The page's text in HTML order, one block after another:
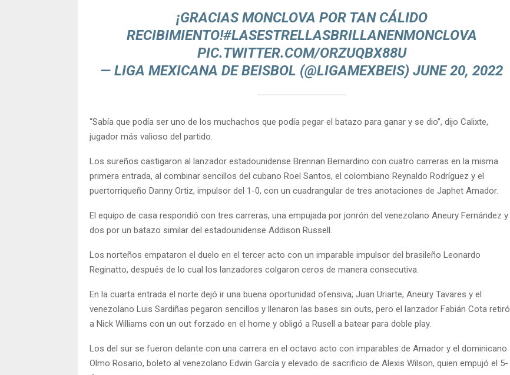
¡GRACIAS MONCLOVA POR TAN CÁLIDO
RECIBIMIENTO!#LASESTRELLASBRILLANENMONCLOVA
PIC.TWITTER.COM/ORZUQBX88U
— LIGA MEXICANA DE BEISBOL (@LIGAMEXBEIS) JUNE 20, 2022
“Sabía que podía ser uno de los muchachos que podía pegar el batazo para ganar y se dio”, dijo Calixte,
jugador más valioso del partido.
Los sureños castigaron al lanzador estadounidense Brennan Bernardino con cuatro carreras en la misma
primera entrada, al combinar sencillos del cubano Roel Santos, el colombiano Reynaldo Rodríguez y el
puertorriqueño Danny Ortiz, impulsor del 1-0, con un cuadrangular de tres anotaciones de Japhet Amador.
El equipo de casa respondió con tres carreras, una empujada por jonrón del venezolano Aneury Fernández y
dos por un batazo similar del estadounidense Addison Russell.
Los norteños empataron el duelo en el tercer acto con un imparable impulsor del brasileño Leonardo
Reginatto, después de lo cual los lanzadores colgaron ceros de manera consecutiva.
En la cuarta entrada el norte dejó ir una buena oportunidad ofensiva; Juan Uriarte, Aneury Tavares y el
venezolano Luis Sardiñas pegaron sencillos y llenaron las bases sin outs, pero el lanzador Fabián Cota retiró
a Nick Williams con un out forzado en el home y obligó a Rusell a batear para doble play.
Los del sur se fueron delante con una carrera en el octavo acto con imparables de Amador y el dominicano
Olmo Rosario, boleto al venezolano Edwin García y elevado de sacrificio de Alexis Wilson, quien empujó el 5-